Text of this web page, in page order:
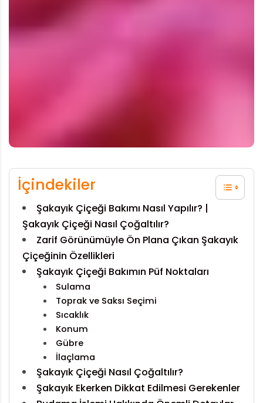
İçindekiler
Şakayık Çiçeği Bakımı Nasıl Yapılır? |
Şakayık Çiçeği Nasıl Çoğaltılır?
Zarif Görünümüyle Ön Plana Çıkan Şakayık
Çiçeğinin Özellikleri
Şakayık Çiçeği Bakımın Püf Noktaları
Sulama
Toprak ve Saksı Seçimi
Sıcaklık
Konum
Gübre
İlaçlama
Şakayık Çiçeği Nasıl Çoğaltılır?
Şakayık Ekerken Dikkat Edilmesi Gerekenler